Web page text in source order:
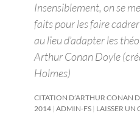
Insensiblement, on se
faits pour les faire
au lieu d’adapter les
Arthur Conan Doyle
Holmes)
CITATION D’ARTHUR CONAN
2014 ADMIN-FS LAISSER UN